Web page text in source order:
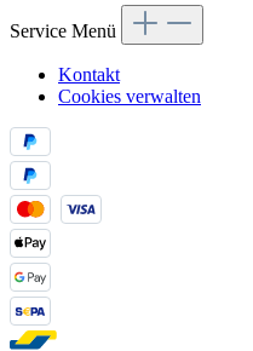
Service Menü
Kontakt
Cookies verwalten